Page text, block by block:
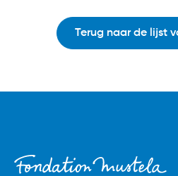
Terug naar de lijst